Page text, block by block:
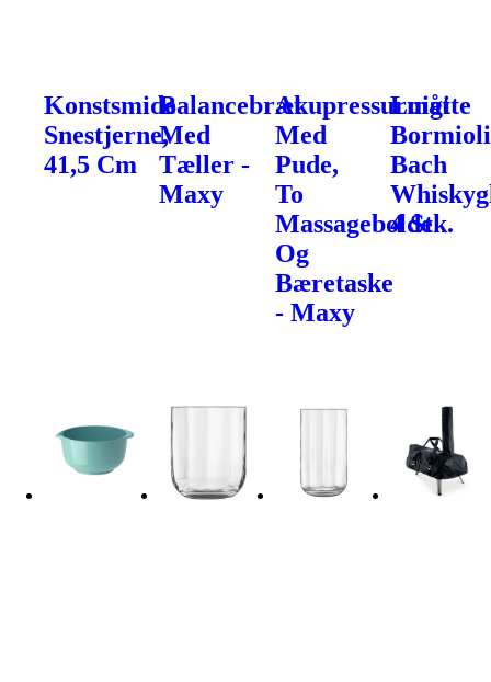
Konstsmide
Snestjerne,
41,5 Cm
Balancebræt
Med
Tæller -
Maxy
Akupressurmåtte
Med
Pude,
To
Massagebolde
Og
Bæretaske
- Maxy
Luigi
Bormioli
Bach
4 Stk.